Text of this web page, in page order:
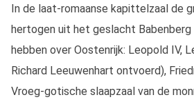
In de laat-romaanse kapittelzaal de
hertogen uit het geslacht Babenberg
hebben over Oostenrijk: Leopold IV,
Richard Leeuwenhart ontvoerd),
Vroeg-gotische slaapzaal van de